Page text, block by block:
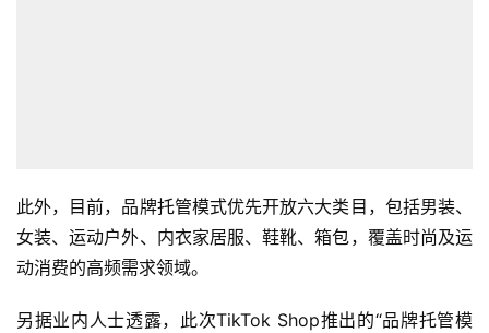
此外，目前，品牌托管模式优先开放六大类目，包括男装、
女装、运动户外、内衣家居服、鞋靴、箱包，覆盖时尚及运
动消费的高频需求领域。
另据业内人士透露，此次TikTok Shop推出的“品牌托管模